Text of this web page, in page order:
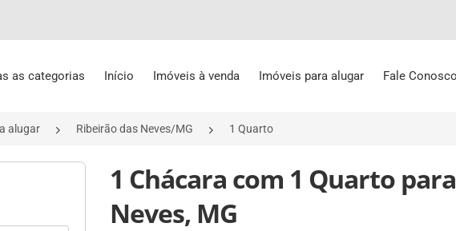
as categorias Início Imóveis à venda Imóveis para alugar Fale Conosco
alugar Ribeirão das Neves/MG 1 Quarto
1 Chácara com 1 Quarto
Neves, MG